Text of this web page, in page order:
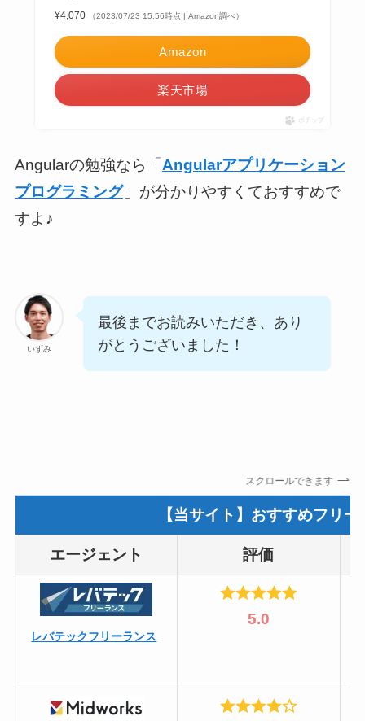
¥4,070 （2023/07/23 15:56時点 | Amazon調べ）
Amazon
楽天市場
ポチップ
Angularの勉強なら「 Angularアプリケーション
プログラミング」が分かりやすくておすすめで
すよ♪
いずみ
最後までお読みいただき、あり
がとうございました！
スクロールできます
【当サイト】おすすめフリ
エージェント 評価
レバテックフリーランス
5.0